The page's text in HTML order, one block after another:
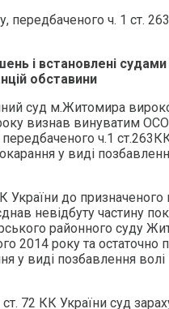
передбаченого ч. 1 ст.
і встановлені
обставини
суд м.Житомира
визнав винуватим
ч.1
у виді
України до призначеного
невідбуту частину
районного суду
2014 року та остаточно
у виді позбавлення волі
72 КК України суд